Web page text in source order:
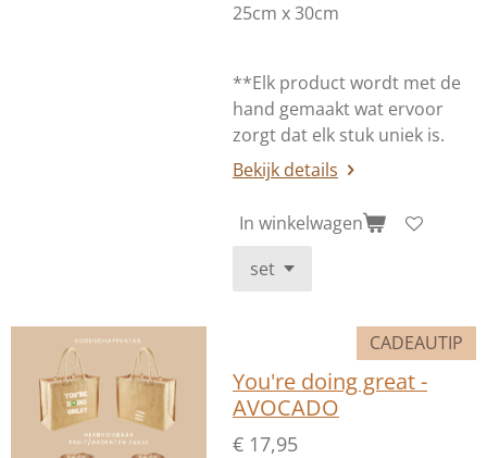
25cm x 30cm
**Elk product wordt met de
hand gemaakt wat ervoor
zorgt dat elk stuk uniek is.
Bekijk details
In winkelwagen
CADEAUTIP
You're doing great -
AVOCADO
€ 17,95